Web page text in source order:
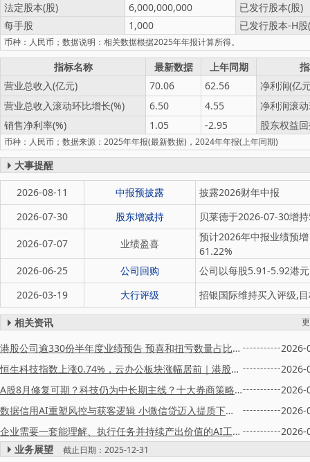
法定股本(股)
6,000,000,000
已发行股本(股)
每手股
1,000 已发行股本-H股
币种：人民币；数据说明：相关数据根据2025年年报计算所得。
指标名称 最新数据 上年同期
营业总收入(亿元)
70.06 62.56
净利润(亿
营业总收入滚动环比增长(%)
6.50 4.55
净利润滚
销售净利率(%)
1.05 -2.95 股东权益
币种：人民币；数据来源：2025年年报(最新数据)，2024年年报(上年同期)
大事提醒
2026-08-11 中报预披露
披露2026财年中报
2026-07-30
股东增减持 贝莱德于2026-07-30增
2026-07-07 业绩盈喜
预计2026年中报业绩预
61.22%
2026-06-25
公司回购
公司以每股5.91-5.92港
2026-03-19
大行评级 招银国际维持买入评级,
相关资讯
港股公司逾330份半年度业绩预告 预喜和扭亏数量占比超五成
2026-
恒生科技指数上涨0.74%，云办公板块涨幅居前｜港股午评
2026-
A股8月修复可期？科技仍为中长期主线？十大券商策略来了
2026-
数据信用AI重塑风控与获客逻辑 小微信贷迈入提质下半场
2026-
企业需要一套能理解、执行任务并持续产出价值的AI工程体系｜WAIC 2026
2026-
业务展望
截止日期：2025-12-31